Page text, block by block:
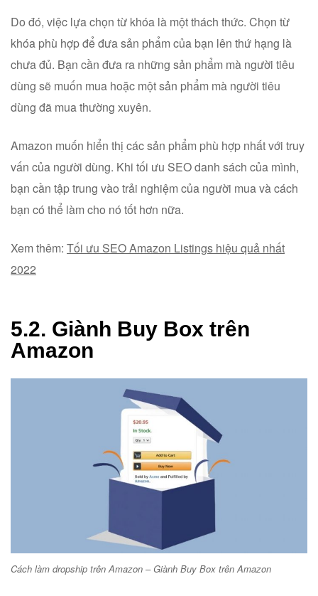
Do đó, việc lựa chọn từ khóa là một thách thức. Chọn từ
khóa phù hợp để đưa sản phẩm của bạn lên thứ hạng là
chưa đủ. Bạn cần đưa ra những sản phẩm mà người tiêu
dùng sẽ muốn mua hoặc một sản phẩm mà người tiêu
dùng đã mua thường xuyên.
Amazon muốn hiển thị các sản phẩm phù hợp nhất với truy
vấn của người dùng. Khi tối ưu SEO danh sách của mình,
bạn cần tập trung vào trải nghiệm của người mua và cách
bạn có thể làm cho nó tốt hơn nữa.
Xem thêm: Tối ưu SEO Amazon Listings hiệu quả nhất
2022
5.2. Giành Buy Box trên
Amazon
Cách làm dropship trên Amazon – Giành Buy Box trên Amazon